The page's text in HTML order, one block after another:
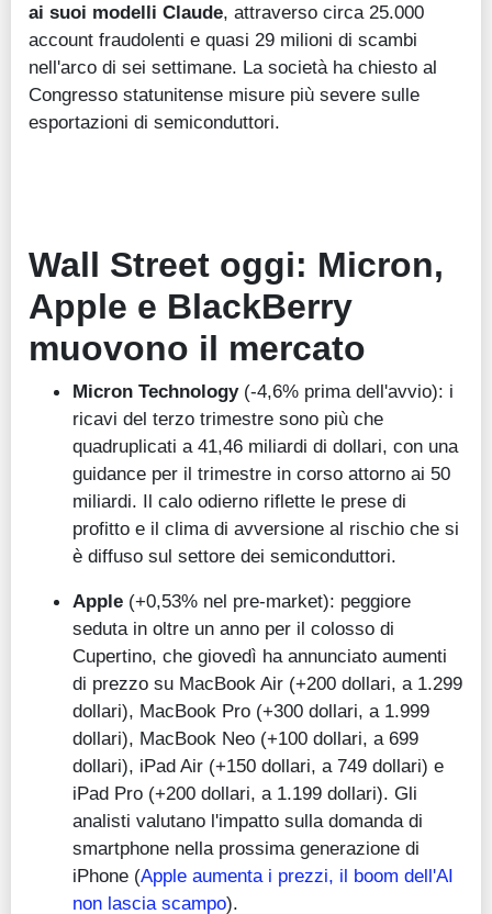
ai suoi modelli Claude, attraverso circa 25.000
account fraudolenti e quasi 29 milioni di scambi
nell'arco di sei settimane. La società ha chiesto al
Congresso statunitense misure più severe sulle
esportazioni di semiconduttori.
Wall Street oggi: Micron,
Apple e BlackBerry
muovono il mercato
Micron Technology (-4,6% prima dell'avvio): i
ricavi del terzo trimestre sono più che
quadruplicati a 41,46 miliardi di dollari, con una
guidance per il trimestre in corso attorno ai 50
miliardi. Il calo odierno riflette le prese di
profitto e il clima di avversione al rischio che si
è diffuso sul settore dei semiconduttori.
Apple (+0,53% nel pre-market): peggiore
seduta in oltre un anno per il colosso di
Cupertino, che giovedì ha annunciato aumenti
di prezzo su MacBook Air (+200 dollari, a 1.299
dollari), MacBook Pro (+300 dollari, a 1.999
dollari), MacBook Neo (+100 dollari, a 699
dollari), iPad Air (+150 dollari, a 749 dollari) e
iPad Pro (+200 dollari, a 1.199 dollari). Gli
analisti valutano l'impatto sulla domanda di
smartphone nella prossima generazione di
iPhone (Apple aumenta i prezzi, il boom dell'AI
non lascia scampo).